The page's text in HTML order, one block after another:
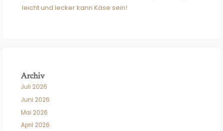
leicht und lecker kann Käse sein!
Archiv
Juli 2026
Juni 2026
Mai 2026
April 2026